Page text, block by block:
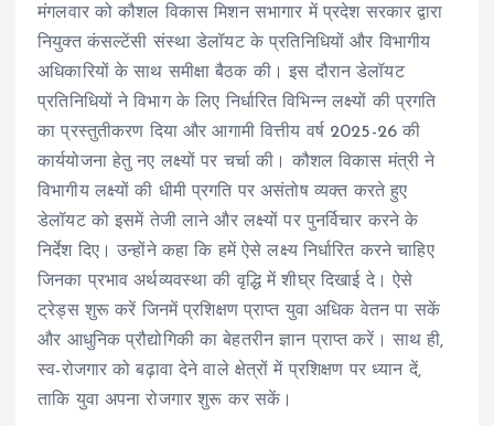
मंगलवार को कौशल विकास मिशन सभागार में प्रदेश सरकार द्वारा
नियुक्त कंसल्टेंसी संस्था डेलॉयट के प्रतिनिधियों और विभागीय
अधिकारियों के साथ समीक्षा बैठक की। इस दौरान डेलॉयट
प्रतिनिधियों ने विभाग के लिए निर्धारित विभिन्न लक्ष्यों की प्रगति
का प्रस्तुतीकरण दिया और आगामी वित्तीय वर्ष 2025-26 की
कार्ययोजना हेतु नए लक्ष्यों पर चर्चा की। कौशल विकास मंत्री ने
विभागीय लक्ष्यों की धीमी प्रगति पर असंतोष व्यक्त करते हुए
डेलॉयट को इसमें तेजी लाने और लक्ष्यों पर पुनर्विचार करने के
निर्देश दिए। उन्होंने कहा कि हमें ऐसे लक्ष्य निर्धारित करने चाहिए
जिनका प्रभाव अर्थव्यवस्था की वृद्धि में शीघ्र दिखाई दे। ऐसे
ट्रेड्स शुरू करें जिनमें प्रशिक्षण प्राप्त युवा अधिक वेतन पा सकें
और आधुनिक प्रौद्योगिकी का बेहतरीन ज्ञान प्राप्त करें। साथ ही,
स्व-रोजगार को बढ़ावा देने वाले क्षेत्रों में प्रशिक्षण पर ध्यान दें,
ताकि युवा अपना रोजगार शुरू कर सकें।